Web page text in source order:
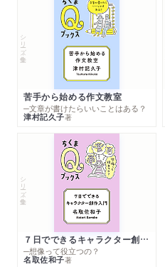
シリーズ・全集
苦手から始める作文教室
─文章が書けたらいいことはある？
津村記久子著
シリーズ・全集
７日でできるキャラクター創作入門
─想像って役立つの？
名取佐和子著